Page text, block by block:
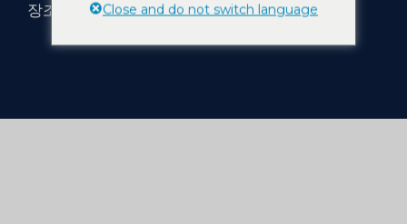
장조사
Close and do not switch language